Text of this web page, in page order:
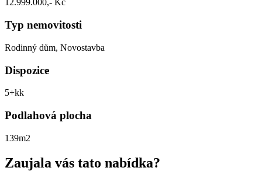
12.999.000,- Kč
Typ nemovitosti
Rodinný dům, Novostavba
Dispozice
5+kk
Podlahová plocha
139m2
Zaujala vás tato nabídka?